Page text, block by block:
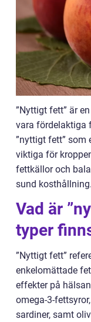
”Nyttigt fett” är
vara fördelaktiga
”nyttigt fett” som
viktiga för
fettkällor och
sund kosthållning.
Vad är
typer
”Nyttigt fett”
enkelomättade
effekter på
omega-3-
sardiner, samt